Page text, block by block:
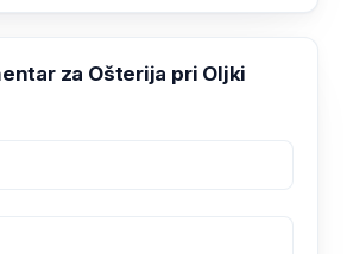
za Ošterija pri Oljki